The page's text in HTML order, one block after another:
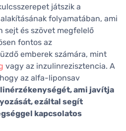
játszik a
folyamatában, ami
sejt és szövet megfelelő
fontos az
emberek számára, mint
vagy az inzulinrezisztencia. A
az alfa-liponsav
ami javítja
ezáltal segít
kapcsolatos